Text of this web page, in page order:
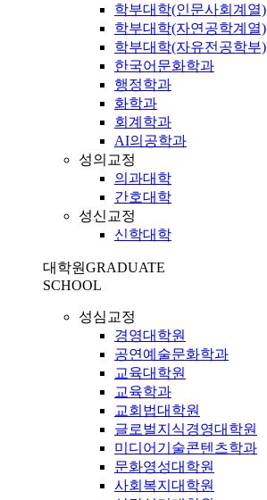
학부대학(인문사회계열)
학부대학(자연공학계열)
학부대학(자유전공학부)
한국어문화학과
행정학과
화학과
회계학과
AI의공학과
성의교정
의과대학
간호대학
성신교정
신학대학
대학원GRADUATE
SCHOOL
성심교정
경영대학원
공연예술문화학과
교육대학원
교육학과
교회법대학원
글로벌지식경영대학원
미디어기술콘텐츠학과
문화영성대학원
사회복지대학원